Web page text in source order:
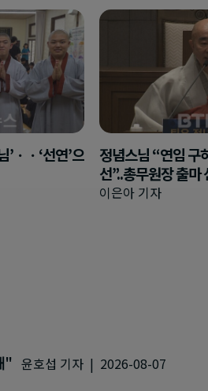
’ㆍㆍ‘선연’으
정념스님 “연임 구
선”..총무원장 출마
이은아 기자
" 윤호섭 기자 | 2026-08-07